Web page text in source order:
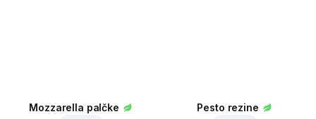
Mozzarella palčke Pesto rezine